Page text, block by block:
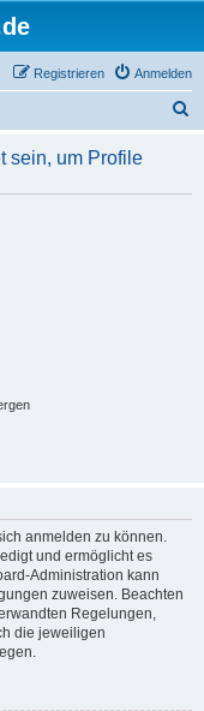
Anmelden
Registrieren
h
sein, um Profile
anmelden zu können.
und ermöglicht es
Administration kann
zuweisen. Beachten
Regelungen,
die jeweiligen